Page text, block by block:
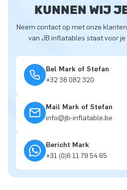
KUNNEN WIJ
Neem contact op met onze
van JB inflatables staat voor
Bel Mark of Stefan
+32 38 082 320
Mail Mark of Stefan
info@jb-inflatable.be
Bericht Mark
+31 (0)6 11 79 54 65